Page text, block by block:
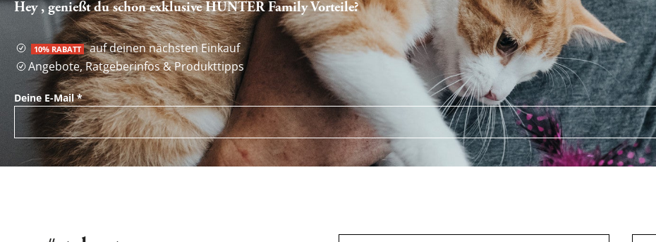
Hey , genießt du schon exklusive HUNTER Family Vorteile?
10% RABATT auf deinen nächsten Einkauf
Angebote, Ratgeberinfos & Produkttipps
Deine E-Mail*